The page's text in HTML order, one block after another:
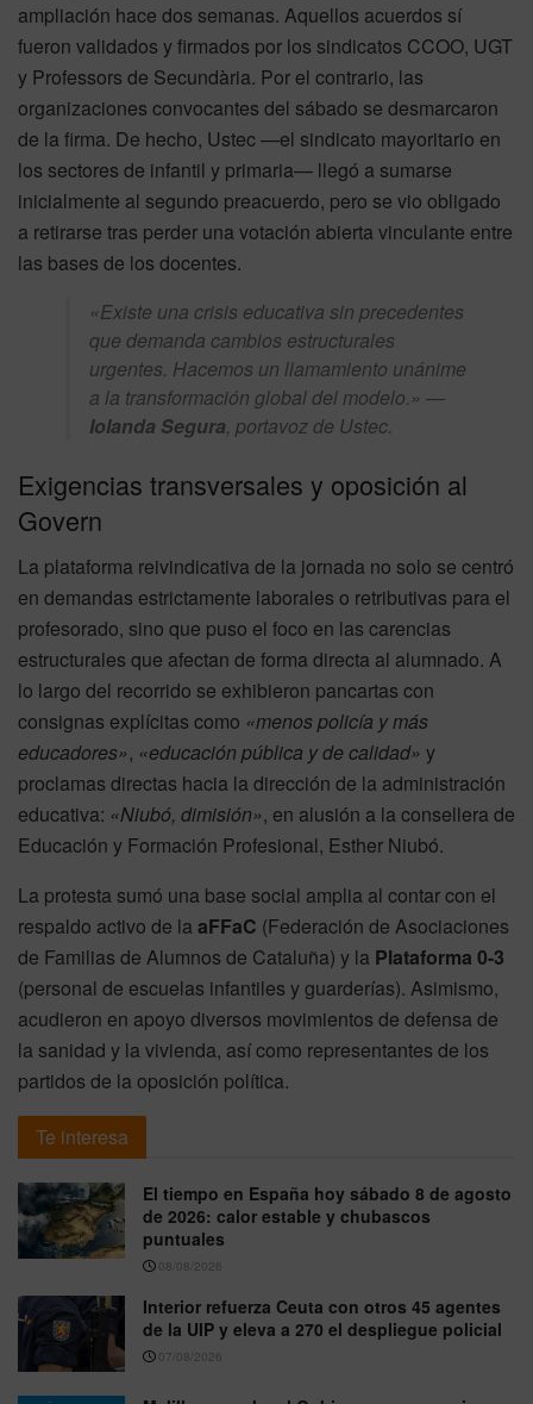
ampliación hace dos semanas. Aquellos acuerdos sí
fueron validados y firmados por los sindicatos CCOO, UGT
y Professors de Secundària. Por el contrario, las
organizaciones convocantes del sábado se desmarcaron
de la firma. De hecho, Ustec —el sindicato mayoritario en
los sectores de infantil y primaria— llegó a sumarse
inicialmente al segundo preacuerdo, pero se vio obligado
a retirarse tras perder una votación abierta vinculante entre
las bases de los docentes.
«Existe una crisis educativa sin precedentes
que demanda cambios estructurales
urgentes. Hacemos un llamamiento unánime
a la transformación global del modelo.» —
Iolanda Segura, portavoz de Ustec.
Exigencias transversales y oposición al
Govern
La plataforma reivindicativa de la jornada no solo se centró
en demandas estrictamente laborales o retributivas para el
profesorado, sino que puso el foco en las carencias
estructurales que afectan de forma directa al alumnado. A
lo largo del recorrido se exhibieron pancartas con
consignas explícitas como «menos policía y más
educadores», «educación pública y de calidad» y
proclamas directas hacia la dirección de la administración
educativa: «Niubó, dimisión», en alusión a la consellera de
Educación y Formación Profesional, Esther Niubó.
La protesta sumó una base social amplia al contar con el
respaldo activo de laaFFaC (Federación de Asociaciones
de Familias de Alumnos de Cataluña) y la Plataforma 0-3
(personal de escuelas infantiles y guarderías). Asimismo,
acudieron en apoyo diversos movimientos de defensa de
la sanidad y la vivienda, así como representantes de los
partidos de la oposición política.
Te interesa
El tiempo en España hoy sábado 8 de agosto
de 2026: calor estable y chubascos
puntuales
08/08/2026
Interior refuerza Ceuta con otros 45 agentes
de la UIP y eleva a 270 el despliegue policial
07/08/2026